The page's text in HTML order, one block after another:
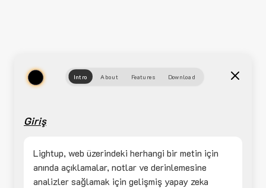
Intro About Features Download
Giriş
Lightup, web üzerindeki herhangi bir metin için
anında açıklamalar, notlar ve derinlemesine
analizler sağlamak için gelişmiş yapay zeka